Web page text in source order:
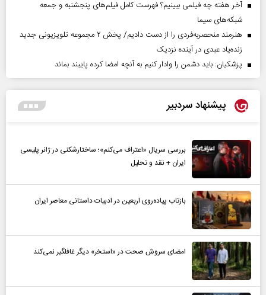
آخر هفته چه فیلمی ببینیم؟ فهرست کامل فیلم‌های پنجشنبه و جمعه
شبکه‌های سیما
هنرمند منحصر‌به‌فردی را از دست دادیم/ پخش ۲ مجموعه تلویزیونی جدید
زنده‌یاد عبدی در آینده نزدیک
پزشکیان: باید دشمن را وادار کنیم به آنچه امضا کرده پایبند بماند
پیشنهاد سردبیر
بررسی سریال «اعتراف می‌کنم»؛ ساختارشکنی در ژانر پلیسی
ایران + نقد و تحلیل
بازتاب پیاده‌روی اربعین در ادبیات داستانی معاصر ایران
امضای سروش صحت در «استخر» دیگر غافلگیر نمی‌کند